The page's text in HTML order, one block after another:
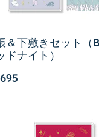
＆下敷きセット（
ドナイト）